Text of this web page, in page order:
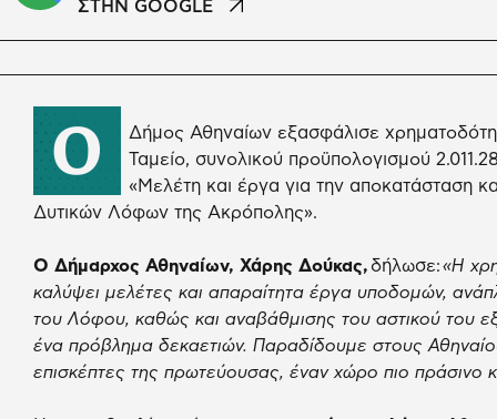
ΣΤΗΝ GOOGLE
Ο
Δήμος Αθηναίων εξασφάλισε
Ταμείο, συνολικού προϋπολογισμού
«Μελέτη και έργα για την αποκατάσταση
Δυτικών Λόφων της Ακρόπολης».
Ο Δήμαρχος Αθηναίων, Χάρης Δούκας, δήλωσε:«Η
καλύψει μελέτες και απαραίτητα έργα υποδομών,
του Λόφου, καθώς και αναβάθμισης του αστικού του
ένα πρόβλημα δεκαετιών. Παραδίδουμε στους
επισκέπτες της πρωτεύουσας, έναν χώρο πιο πράσινο